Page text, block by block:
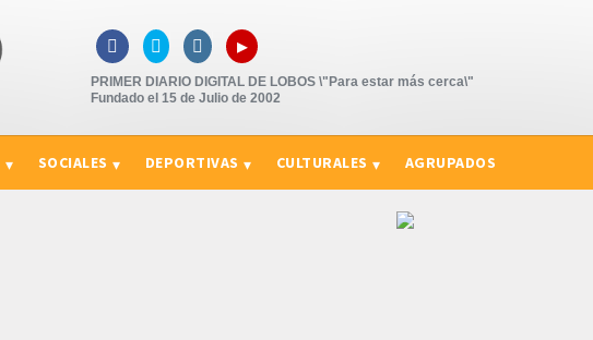
   ▸
PRIMER DIARIO DIGITAL DE LOBOS \"Para estar más cerca\"
Fundado el 15 de Julio de 2002
SOCIALES DEPORTIVAS CULTURALES AGRUPADOS